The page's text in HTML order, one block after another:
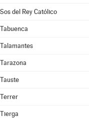
Sos del Rey Católico
Tabuenca
Talamantes
Tarazona
Tauste
Terrer
Tierga